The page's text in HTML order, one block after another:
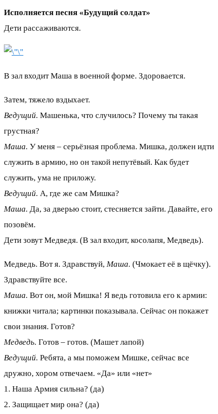
Исполняется песня «Будущий солдат»
Дети рассаживаются.
В зал входит Маша в военной форме. Здоровается.
Затем, тяжело вздыхает.
Ведущий. Машенька, что случилось? Почему ты такая
грустная?
Маша. У меня – серьёзная проблема. Мишка, должен идти
служить в армию, но он такой непутёвый. Как будет
служить, ума не приложу.
Ведущий. А, где же сам Мишка?
Маша. Да, за дверью стоит, стесняется зайти. Давайте, его
позовём.
Дети зовут Медведя. (В зал входит, косолапя, Медведь).
Медведь. Вот я. Здравствуй, Маша. (Чмокает её в щёчку).
Здравствуйте все.
Маша. Вот он, мой Мишка! Я ведь готовила его к армии:
книжки читала; картинки показывала. Сейчас он покажет
свои знания. Готов?
Медведь. Готов – готов. (Машет лапой)
Ведущий. Ребята, а мы поможем Мишке, сейчас все
дружно, хором отвечаем. «Да» или «нет»
1. Наша Армия сильна? (да)
2. Защищает мир она? (да)